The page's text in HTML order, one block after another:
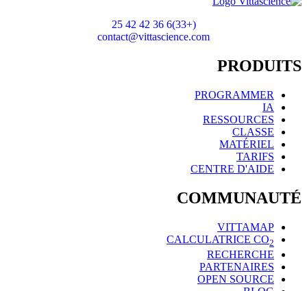
(+33)6 36 42 42 25
contact@vittascience.com
PRODUITS
PROGRAMMER
IA
RESSOURCES
CLASSE
MATÉRIEL
TARIFS
CENTRE D'AIDE
COMMUNAUTÉ
VITTAMAP
CALCULATRICE CO2
RECHERCHE
PARTENAIRES
OPEN SOURCE